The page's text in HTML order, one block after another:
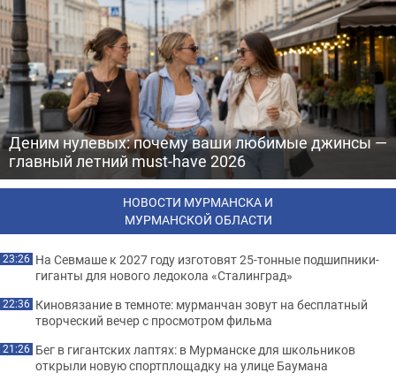
Деним нулевых: почему ваши любимые джинсы —
главный летний must-have 2026
НОВОСТИ МУРМАНСКА И
МУРМАНСКОЙ ОБЛАСТИ
23:26 На Севмаше к 2027 году изготовят 25-тонные подшипники-
гиганты для нового ледокола «Сталинград»
22:36 Киновязание в темноте: мурманчан зовут на бесплатный
творческий вечер с просмотром фильма
21:26 Бег в гигантских лаптях: в Мурманске для школьников
открыли новую спортплощадку на улице Баумана